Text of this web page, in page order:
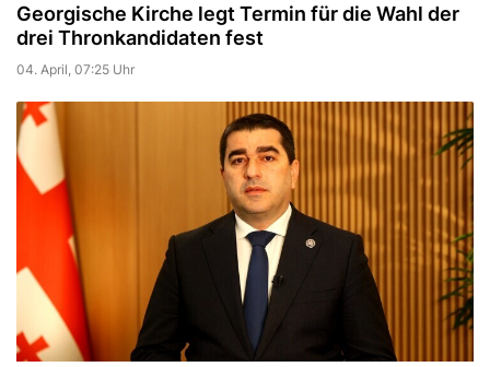
Georgische Kirche legt Termin für die Wahl der
drei Thronkandidaten fest
04. April, 07:25 Uhr